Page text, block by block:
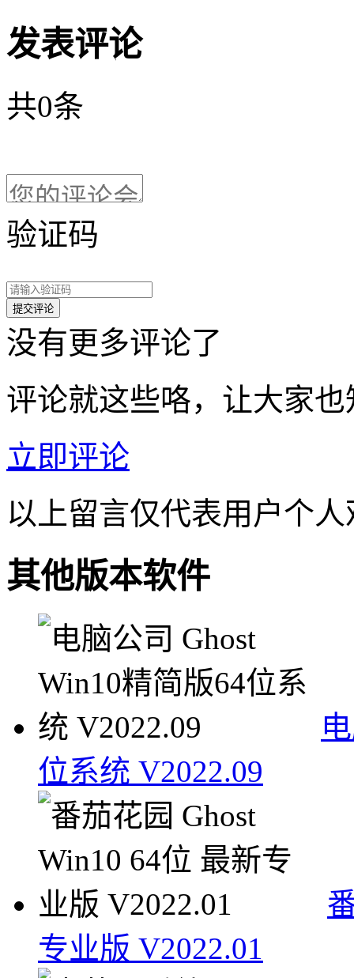
发表评论
共0条
验证码
没有更多评论了
评论就这些咯，让大家
立即评论
以上留言仅代表用户个
其他版本软件
位系统 V2022.09
专业版 V2022.01